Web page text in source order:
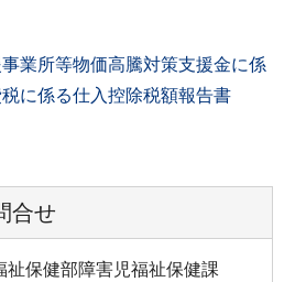
業所等物価高騰対策支援金に係
に係る仕入控除税額報告書
合せ
祉保健部障害児福祉保健課